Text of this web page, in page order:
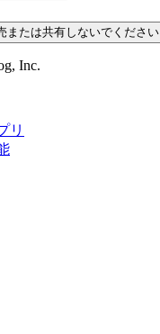
または共有しないでください
Inc.
リ